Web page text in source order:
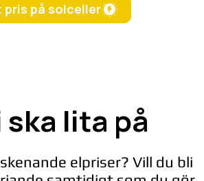
pris på solceller
lita på
elpriser? Vill du bli